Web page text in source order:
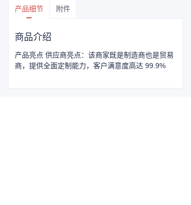
产品细节 附件
商品介绍
产品亮点 供应商亮点：该商家既是制造商也是贸易
商，提供全面定制能力，客户满意度高达 99.9%